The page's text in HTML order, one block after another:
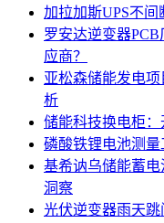
加拉加斯UPS不
罗安达逆变器
应商？
亚松森储能发电
析
储能科技换电柜
磷酸铁锂电池测
基希讷乌储能蓄
洞察
光伏逆变器雨天